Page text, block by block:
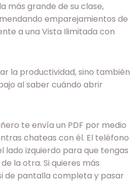
más grande de su clase,
emparejamientos de
a una Vista Ilimitada con
la productividad, sino también
al saber cuándo abrir
te envía un PDF por medio
chateas con él. El teléfono
lado izquierdo para que tengas
la otra. Si quieres más
de pantalla completa y pasar